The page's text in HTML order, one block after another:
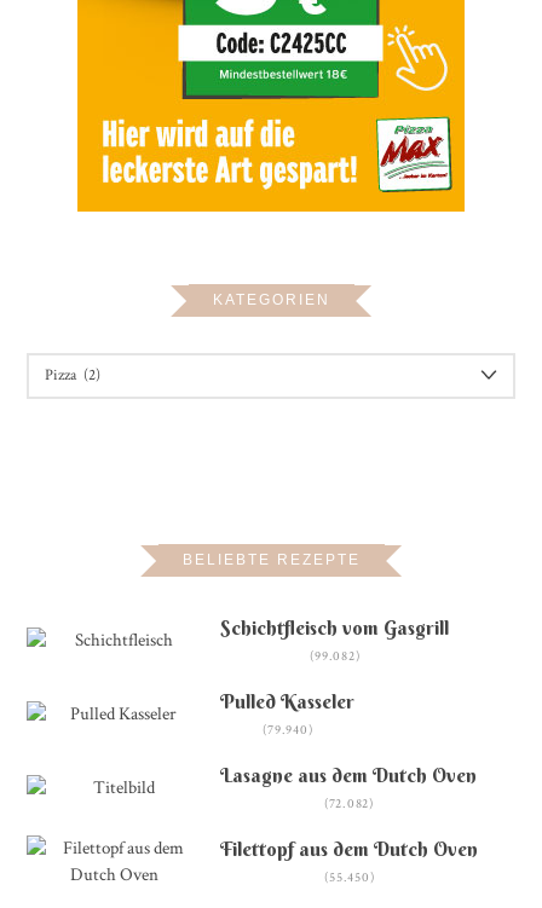
KATEGORIEN
BELIEBTE REZEPTE
Schichtfleisch vom Gasgrill
(99.082)
Pulled Kasseler
(79.940)
Lasagne aus dem Dutch Oven
(72.082)
Filettopf aus dem Dutch Oven
(55.450)